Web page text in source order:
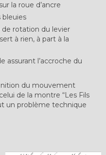
la roue d’ancre
bleuies
de rotation du levier
à rien, à part à la
assurant l’accroche du
du mouvement
de la montre “Les Fils
un problème technique